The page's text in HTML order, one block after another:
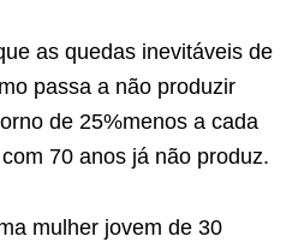
as quedas inevitáveis de
passa a não produzir
de 25%menos a cada
70 anos já não produz.
mulher jovem de 30